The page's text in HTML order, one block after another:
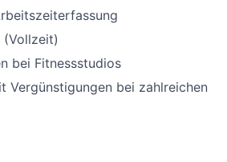
bei Fitnessstudios
Vergünstigungen bei zahlreichen